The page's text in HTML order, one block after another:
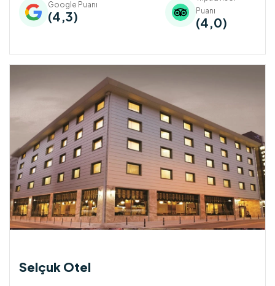
Google Puanı
(4,3)
Puanı
(4,0)
Selçuk Otel